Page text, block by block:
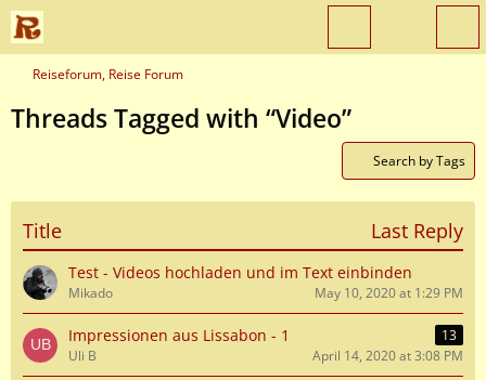
Reiseforum, Reise Forum
Threads Tagged with “Video”
Search by Tags
Title Last Reply
Test - Videos hochladen und im Text einbinden
Mikado May 10, 2020 at 1:29 PM
Impressionen aus Lissabon - 1
13
Uli B
April 14, 2020 at 3:08 PM